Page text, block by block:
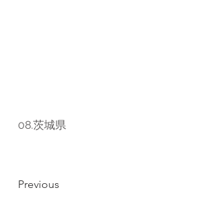
08.茨城県
Previous